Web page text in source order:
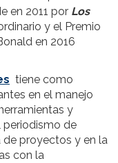
en 2011 por Los
y el Premio
en 2016
tiene como
en el manejo
y
periodismo de
de proyectos y en la
con la